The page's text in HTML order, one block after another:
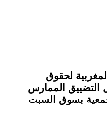
لحقوق
التضييق الممارس
بسوق السبت